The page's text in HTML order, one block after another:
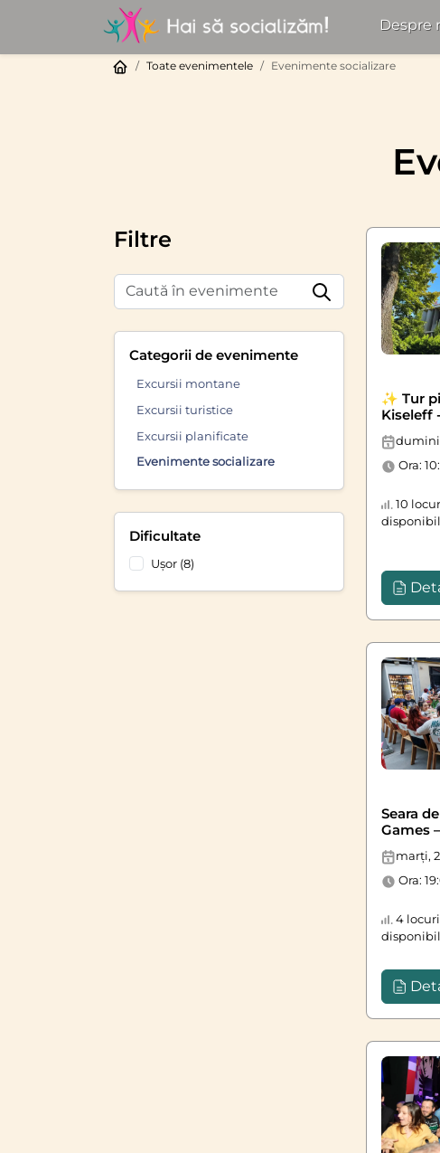
Despre
Toate evenimentele Evenimente socializare
✨ Tur
Kiseleff
Ora:
10
Seara
Games
marți,
Ora:
4 locuri
Filtre
Categorii de evenimente
Excursii montane
Excursii turistice
Excursii planificate
Evenimente socializare
Dificultate
Ușor (8)